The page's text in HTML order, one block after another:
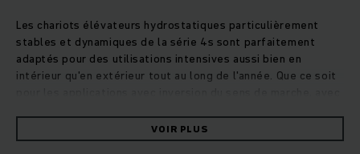
Les chariots élévateurs hydrostatiques particulièrement
stables et dynamiques de la série 4s sont parfaitement
adaptés pour des utilisations intensives aussi bien en
intérieur qu'en extérieur tout au long de l'année. Que ce soit
dans les pentes : une puissance considérable est associée
ici à une stabilité maximale. Les chariots robustes
VOIR PLUS